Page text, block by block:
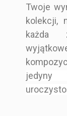
Twoje
kolekcji,
każda
jedyny
Styl
Kolor
Drewniana
zawieszka
na alkohol
motywem
rustykalnym